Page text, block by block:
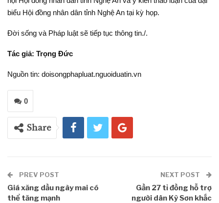
biểu Hội đồng nhân dân tỉnh Nghệ An tại kỳ họp.
Đời sống và Pháp luật sẽ tiếp tục thông tin./.
Tác giả: Trọng Đức
Nguồn tin: doisongphapluat.nguoiduatin.vn
0
Share
PREV POST
Giá xăng dầu ngày mai có
thể tăng mạnh
NEXT POST
Gần 27 tỉ đồng hỗ trợ
người dân Kỳ Sơn khắc